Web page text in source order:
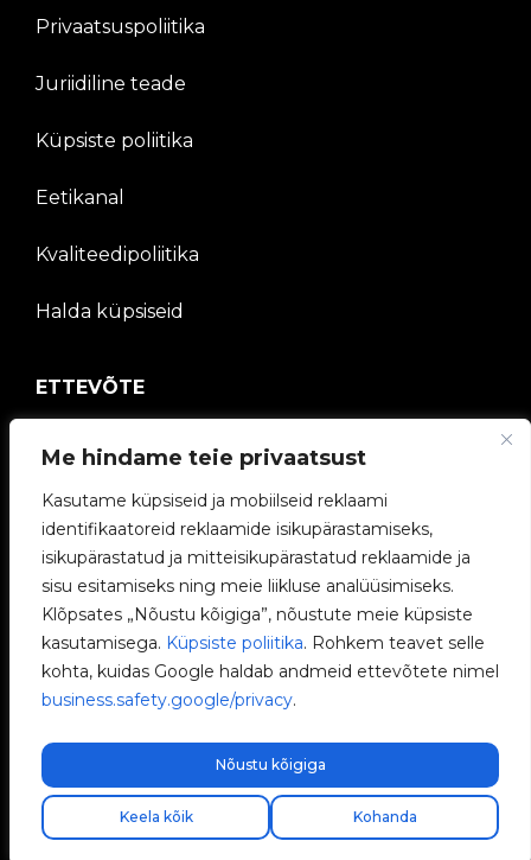
Me hindame teie privaatsust
Kasutame küpsiseid ja mobiilseid reklaami
identifikaatoreid reklaamide isikupärastamiseks,
isikupärastatud ja mitteisikupärastatud reklaamide ja
sisu esitamiseks ning meie liikluse analüüsimiseks.
Klõpsates „Nõustu kõigiga”, nõustute meie küpsiste
kasutamisega. Küpsiste poliitika. Rohkem teavet selle
kohta, kuidas Google haldab andmeid ettevõtete nimel
business.safety.google/privacy.
Kohanda
Keela kõik
Nõustu kõigiga
Privaatsuspoliitika
Juriidiline teade
Küpsiste poliitika
Eetikanal
Kvaliteedipoliitika
Halda küpsiseid
ETTEVÕTE
V2C kogukond
Töötage meiega
e-Laadijad
V2C Power
V2C Cloud
V2C © 2026 All rights reserved.